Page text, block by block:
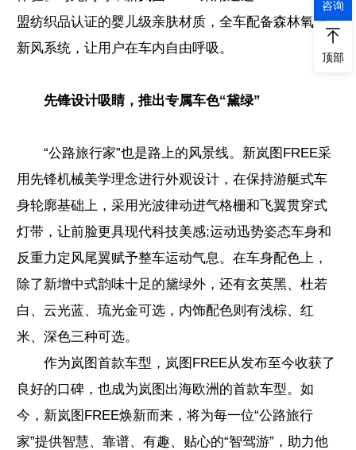
盟纺织品认证的婴儿级亲肤材质，全车配备森林氧吧
新风系统，让用户在车内自由呼吸。
先锋设计吸睛，推出专属车色“黛绿”
“公路旅行家”也是路上的风景线。新岚图FREE采
用先锋机械美学理念进行外观设计，在保持游艇式车
身轮廓基础上，采用光波律动进气格栅和飞翼贯穿式
灯带，让前脸更具现代科技美感;运动迅势姿态车身和
反重力定风尾翼赋予整车运动气息。在车身配色上，
除了新增中式韵味十足的黛绿外，还有玄英黑、杜若
白、云光蓝、琉光金可选，内饰配色则有浅棕、红
米、深色三种可选。
作为岚图首款车型，岚图FREE从发布至今收获了
良好的口碑，也成为岚图出海欧洲的首款车型。如
今，新岚图FREE焕新而来，将为每一位“公路旅行
家”提供智慧、靠谱、有趣、贴心的“智驾游”，助力他
咨询
顶部